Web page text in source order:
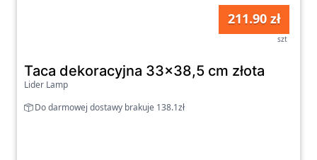
211.90 zł
szt
Taca dekoracyjna 33x38,5 cm złota
Lider Lamp
Do darmowej dostawy brakuje 138.1zł